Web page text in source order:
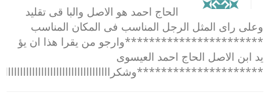
الحاج احمد هو الاصل والبا قى تقليد
وعلى راى المثل الرجل المناسب فى المكان المناسب
***********************وارجو من يقرا هذا ان يؤ
يد ابن الاصل الحاج احمد العيسوى